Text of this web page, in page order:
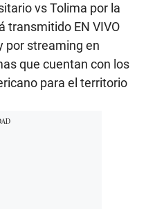
vs Tolima por la
transmitido EN VIVO
por streaming en
que cuentan con los
para el territorio